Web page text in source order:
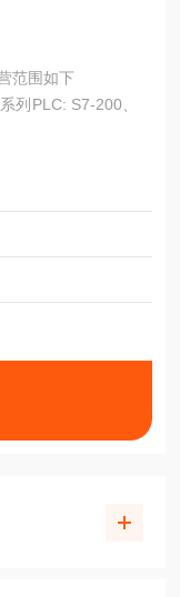
范围如下
列PLC: S7-200、